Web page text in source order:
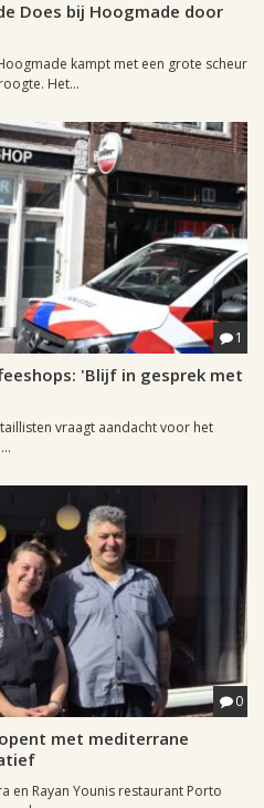
Does bij Hoogmade door
kampt met een grote scheur
Het...
1
'Blijf in gesprek met
vraagt aandacht voor het
0
met mediterrane
en Rayan Younis restaurant Porto